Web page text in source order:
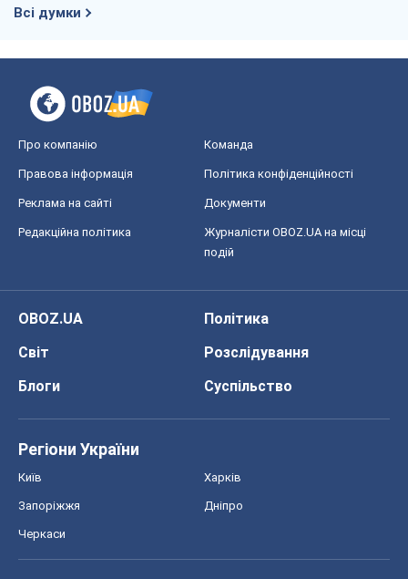
Всі думки
Про компанію Команда
Правова інформація Політика конфіденційності
Реклама на сайті Документи
Редакційна політика
Журналісти OBOZ.UA на місці
подій
OBOZ.UA
Політика
Світ
Розслідування
Блоги
Суспільство
Регіони України
Київ Харків
Запоріжжя Дніпро
Черкаси